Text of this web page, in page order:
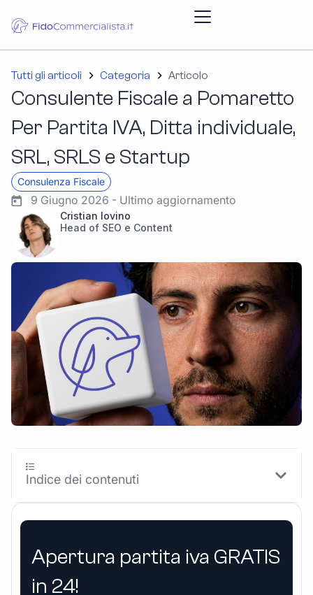
Tutti gli articoli Categoria Articolo
Consulente Fiscale a Pomaretto
Per Partita IVA, Ditta individuale,
SRL, SRLS e Startup
Consulenza Fiscale
9 Giugno 2026 - Ultimo aggiornamento
Cristian Iovino
Head of SEO e Content
Apertura partita iva GRATIS
in 24!
Indice dei contenuti